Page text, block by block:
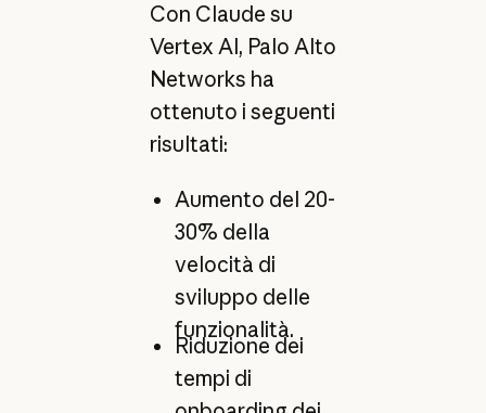
Con Claude su
Vertex AI, Palo Alto
Networks ha
ottenuto i seguenti
risultati:
Aumento del 20-
30% della
velocità di
sviluppo delle
funzionalità.
Riduzione dei
tempi di